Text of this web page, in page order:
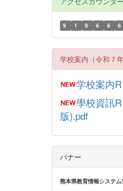
9 1 9 6 6 6
学校案内（令和７年
学校案内
學校資訊
版).pdf
バナー
熊本県教育情報システ